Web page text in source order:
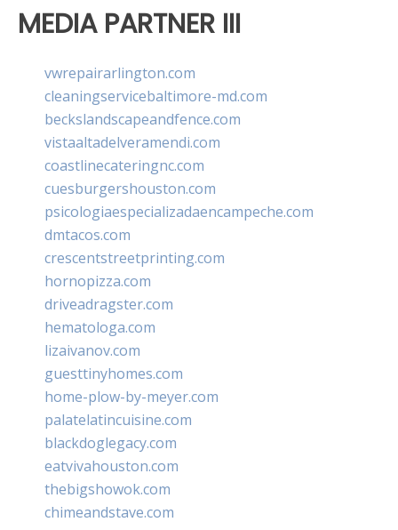
MEDIA PARTNER III
vwrepairarlington.com
cleaningservicebaltimore-md.com
beckslandscapeandfence.com
vistaaltadelveramendi.com
coastlinecateringnc.com
cuesburgershouston.com
psicologiaespecializadaencampeche.com
dmtacos.com
crescentstreetprinting.com
hornopizza.com
driveadragster.com
hematologa.com
lizaivanov.com
guesttinyhomes.com
home-plow-by-meyer.com
palatelatincuisine.com
blackdoglegacy.com
eatvivahouston.com
thebigshowok.com
chimeandstave.com